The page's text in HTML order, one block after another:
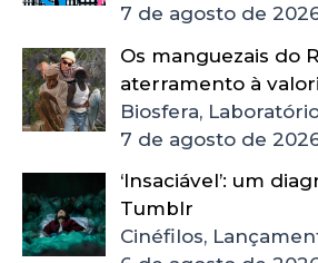
7 de agosto de
Os manguezais do
aterramento à
Biosfera,
7 de agosto de
‘Insaciável’: um
Tumblr
Cinéfilos,